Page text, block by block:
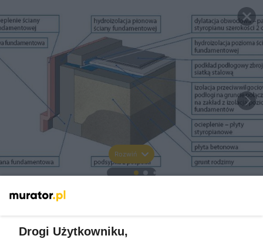
Rozwiń
Drogi Użytkowniku,